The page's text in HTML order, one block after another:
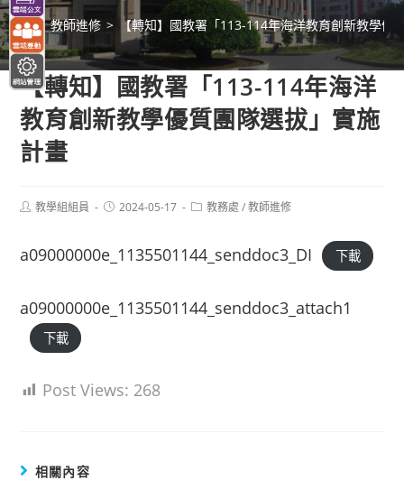
> 教師進修 > 【轉知】國教署「113-114年海洋教育創新教學優
【轉知】國教署「113-114年海洋
教育創新教學優質團隊選拔」實施
計畫
Post教學組組員
Post2024-05-17
Post教務處 / 教師進修
a09000000e_1135501144_senddoc3_DI 下載
a09000000e_1135501144_senddoc3_attach1
下載
Post Views: 268
相關內容